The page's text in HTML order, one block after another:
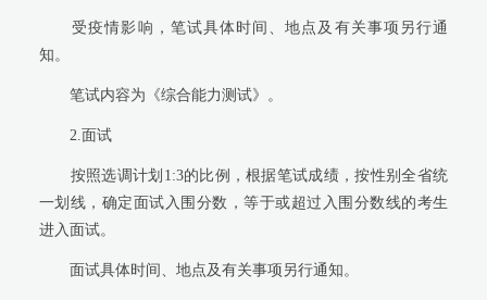
受疫情影响，笔试具体时间、地点及有关事项另行通
知。
笔试内容为《综合能力测试》。
2. 面试
按照选调计划1:3的比例，根据笔试成绩，按性别全省统
一划线，确定面试入围分数，等于或超过入围分数线的考生
进入面试。
面试具体时间、地点及有关事项另行通知。